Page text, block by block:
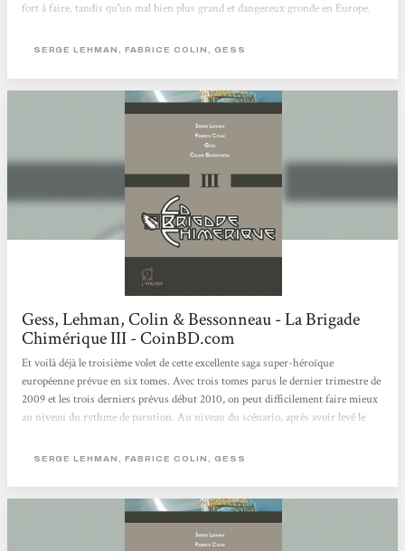
fort à faire, tandis qu'un mal bien plus grand et dangereux gronde en Europe.
toujours concocté par les excellents Leiman et Colin , qui continuent de nous
mystère semble habiter chaque recoin de la ville. Ce tome...
SERGE LEHMAN, FABRICE COLIN, GESS
Gess, Lehman, Colin & Bessonneau - La Brigade
Chimérique III - CoinBD.com
Et voilà déjà le troisième volet de cette excellente saga super-héroïque
européenne prévue en six tomes. Avec trois tomes parus le dernier trimestre de
2009 et les trois derniers prévus début 2010, on peut difficilement faire mieux
au niveau du rythme de parution. Au niveau du scénario, après avoir levé le
tome-ci se concentre plus en profondeur sur le passé de Jean Sévérac et sur ce
SERGE LEHMAN, FABRICE COLIN, GESS